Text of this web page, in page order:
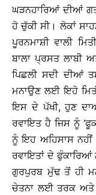
ਘੜਨਹਾਰਿਆਂ ਦੀਆਂ
ਹੋ ਚੁੱਕੀ ਸੀ। ਲੋਕਾਂ
ਪੂਰਨਮਾਸ਼ੀ ਵਾਲੀ
ਬਾਲਾ ਪ੍ਰਸਤ ਲਾਬੀ
ਪਿਛਲੀ ਸਦੀ ਦੀਆਂ
ਮਨਾਉਣ ਲਈ ਇਹੋ
ਇਸ ਦੇ ਪੱਖੀ, ਹੁਣ
ਰਵਾਇਤ ਹੈ ਜਿਸ ਨੂੰ
ਨੂੰ ਇਹ ਅਹਿਸਾਸ
ਰਵਾਇਤਾਂ ਦੇ ਫੁੰਕਾਰਿਆਂ
ਗੁਰਪੁਰਬ ਮੁੱਢ ਤੋਂ ਹੀ
ਚੇਤਨਾ ਲਈ ਤਰਕ ਅਤੇ